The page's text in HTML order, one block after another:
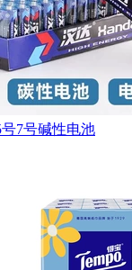
号7号碱性电池